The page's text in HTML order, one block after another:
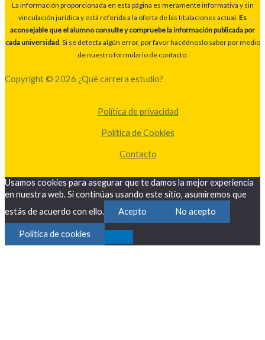
La información proporcionada en esta página es meramente informativa y sin
vinculación jurídica y está referida a la oferta de las titulaciones actual. Es
aconsejable que el alumno consulte y compruebe la información publicada por
cada universidad. Si se detecta algún error, por favor hacédnoslo saber por medio
de nuestro formulario de contacto.
Copyright © 2026 ¿Qué carrera estudio?
Política de privacidad
Política de Cookies
Contacto
Usamos cookies para asegurar que te damos la mejor experiencia
en nuestra web. Si continúas usando este sitio, asumiremos que
estás de acuerdo con ello.
Acepto No acepto
Política de cookies